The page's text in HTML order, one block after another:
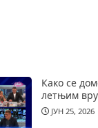
Како се
летњим
ЈУН 25, 2026